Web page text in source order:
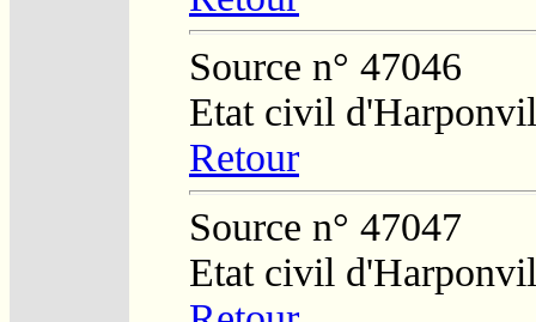
Source n° 47046
Etat civil
Retour
Source n° 47047
Etat civil